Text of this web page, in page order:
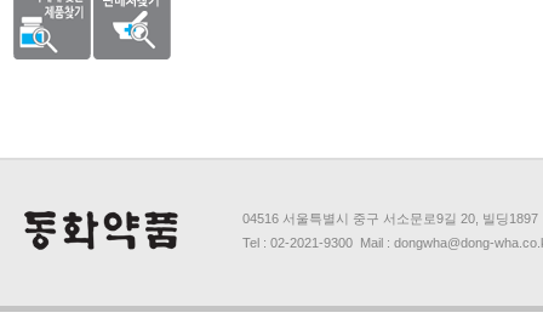
04516 서울특별시 중구 서소문로9길 20, 빌딩1897
Tel : 02-2021-9300 Mail : dongwha@dong-